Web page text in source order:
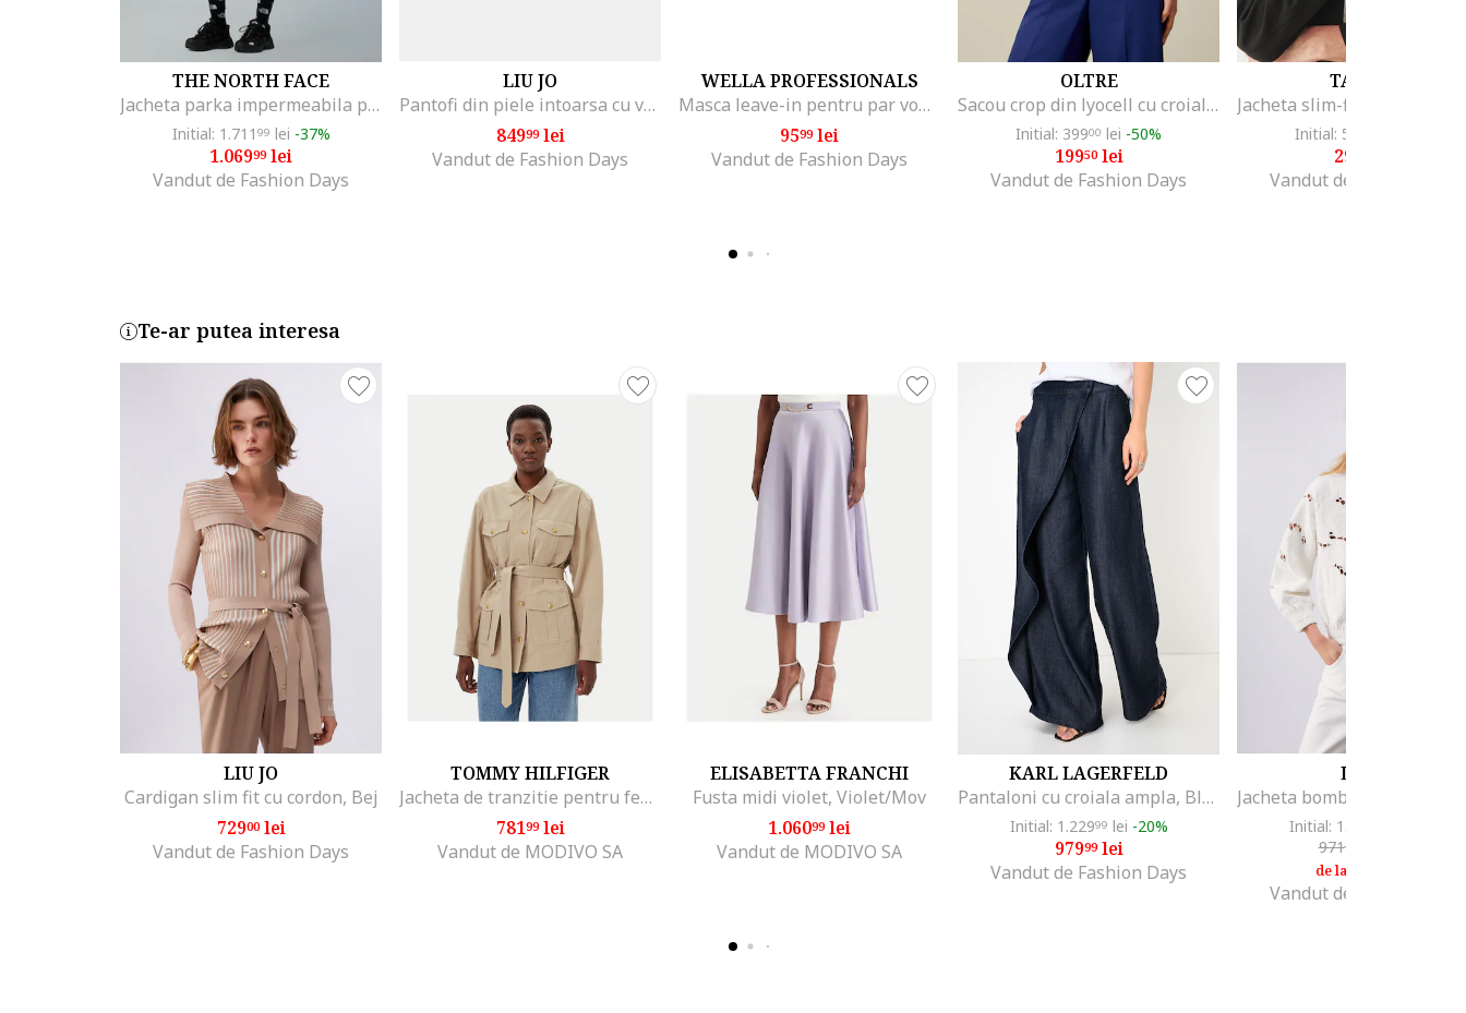
THE NORTH FACE
Jacheta parka impermeabila pentru drumetii Zaneck, Negru
Initial: 1.711 99 lei -37%
1.06999lei
Vandut de Fashion Days
LIU JO
Pantofi din piele intoarsa cu varf ascutit si toc stiletto, Maro camel
84999lei
Vandut de Fashion Days
WELLA PROFESSIONALS
Masca leave-in pentru par vopsit cu glicina & B5 Ultimate Color Miracle Leave-in Mask cu protectie impotriva ruperii, 30 ml
9599lei
Vandut de Fashion Days
OLTRE
Sacou crop din lyocell cu croiala lejera, Albastru inchis
Initial: 39900 lei -50%
19950lei
Vandut de Fashion Days
TATUUM
Initial: 549
298
Vandut de Fashion Days
Te-ar putea interesa
LIU JO
Cardigan slim fit cu cordon, Bej
72900lei
Vandut de Fashion Days
TOMMY HILFIGER
Jacheta de tranzitie pentru femei bej,
78199lei
Vandut de MODIVO SA
ELISABETTA FRANCHI
Fusta midi violet, Violet/Mov
1.06099lei
Vandut de MODIVO SA
KARL LAGERFELD
Pantaloni cu croiala ampla, Bleumarin
Initial: 1.22999 lei -20%
97999lei
Vandut de Fashion Days
LIU JO
Initial: 1.619
97140
de la
Vandut de Fashion Days